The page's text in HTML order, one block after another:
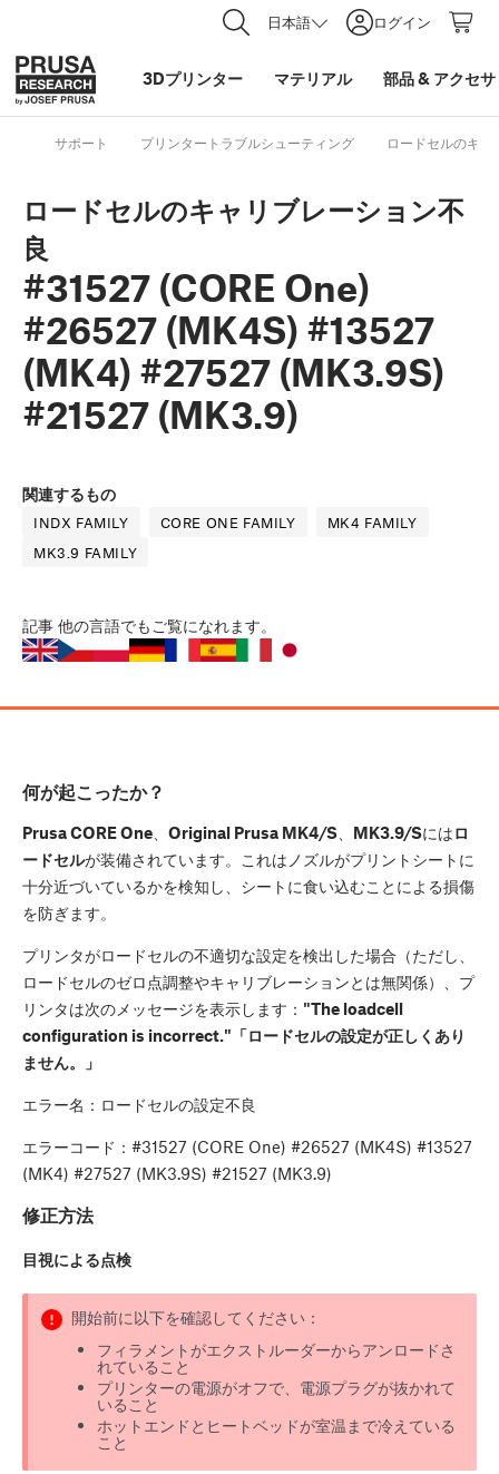
日本語 ログイン
3Dプリンター マテリアル 部品& アクセ
サポート プリンタートラブルシューティング ロードセルのキ
ロードセルのキャリブレーション不
良
#31527 (CORE One)
#26527 (MK4S) #13527
(MK4) #27527 (MK3.9S)
#21527 (MK3.9)
関連するもの
INDX FAMILY CORE ONE FAMILY
MK4 FAMILY
MK3.9 FAMILY
記事 他の言語でもご覧になれます。
何が起こったか？
Prusa CORE One Original Prusa MK4/S MK3.9/Sにはロ
ードセルが装備されています。これはノズルがプリントシートに
十分近づいているかを検知し、シートに食い込むことによる損傷
を防ぎます。
プリンタがロードセルの不適切な設定を検出した場合（ただし、
ロードセルのゼロ点調整やキャリブレーションとは無関係）、プ
リンタは次のメッセージを表示します： "The loadcell
configuration is incorrect." 「ロードセルの設定が正しくあり
ません。」
エラー名：ロードセルの設定不良
エラーコード：#31527 (CORE One) #26527 (MK4S) #13527
(MK4) #27527 (MK3.9S) #21527 (MK3.9)
修正方法
目視による点検
開始前に以下を確認してください：
フィラメントがエクストルーダーからアンロードさ
れていること
プリンターの電源がオフで、電源プラグが抜かれて
いること
ホットエンドとヒートベッドが室温まで冷えている
こと